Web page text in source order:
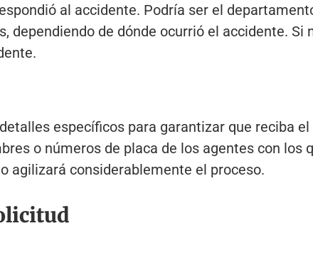
al accidente. Podría ser el
dependiendo de dónde ocurrió el accidente.
específicos para garantizar que reciba
o números de placa de los agentes con los
agilizará considerablemente el proceso.